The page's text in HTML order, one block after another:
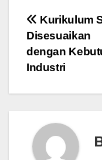
Post
Kurikulum
Disesuaikan
dengan
Industri